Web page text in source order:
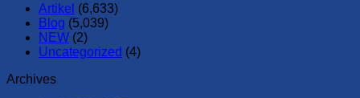
Artikel (6,633)
Blog (5,039)
NEW (2)
Uncategorized (4)
Archives